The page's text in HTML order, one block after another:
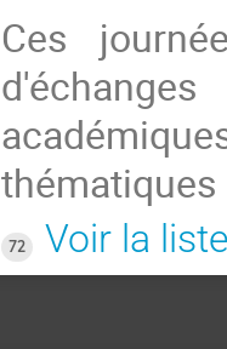
Ces
thématiques
72
Voir la